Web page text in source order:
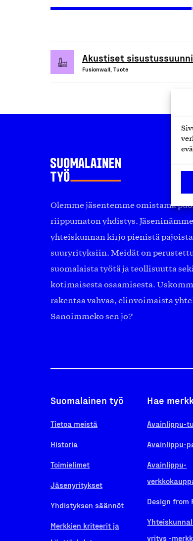
Akustiset
Fusionwall, Tuote
Olemme jäsentemme omistama
riippumaton yhdistys.
yhteiskunnan kirjo pienistä
suuryrityksiin. Meidät on
suomalaista työtä ja teollisuutta
kotimaisesta osaamisesta.
rakentaa vahvaa, elinvoimaista
Sanoimmeko sen jo?
Suomalainen työ
Tietoa meistä
Historia
Toimielimet
Jäsenyritykset
Yhdistyksen säännöt
Merkkien kriteerit ja
Hae
Avainlippu-
Avainlippu-
Avainlippu-
Design from
yritys -